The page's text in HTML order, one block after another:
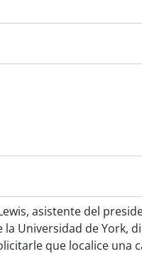
asistente del
la Universidad de York,
que localice una